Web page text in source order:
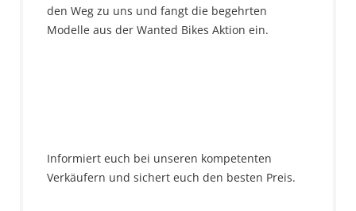
den Weg zu uns und fangt die begehrten
Modelle aus der Wanted Bikes Aktion ein.
Informiert euch bei unseren kompetenten
Verkäufern und sichert euch den besten Preis.